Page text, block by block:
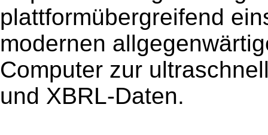
plattformübergreifend
modernen
Computer zur
und XBRL-Daten.